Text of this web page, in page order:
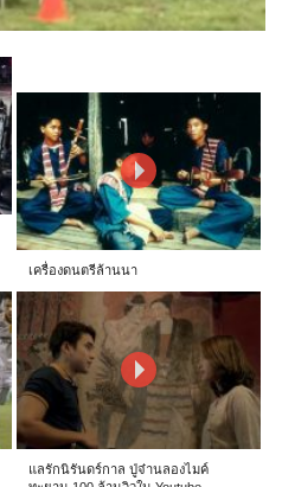
เครื่องดนตรีล้านนา
แลรักนิรันดร์กาล ปู่จ๋านลองไมค์